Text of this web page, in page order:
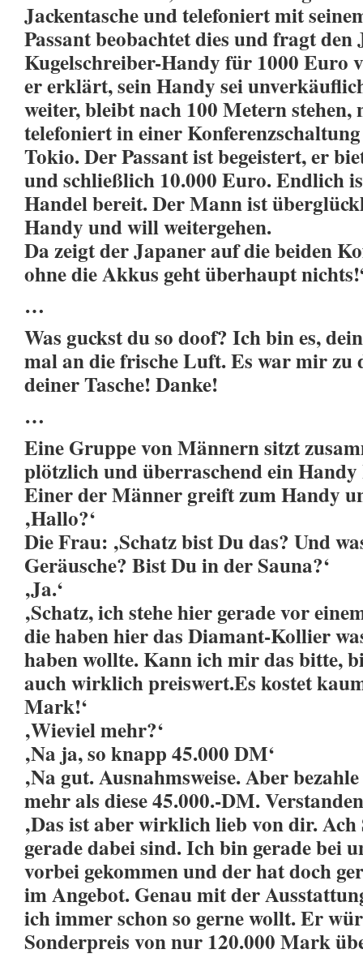
Jackentasche und telefoniert mit
Passant beobachtet dies und fragt den
Kugelschreiber-Handy für 1000 Euro
er erklärt, sein Handy sei
weiter, bleibt nach 100 Metern
telefoniert in einer
Tokio. Der Passant ist begeistert, er
und schließlich 10.000 Euro. Endlich
Handel bereit. Der Mann ist
Handy und will weitergehen.
Da zeigt der Japaner auf die beiden
ohne die Akkus geht überhaupt
…
Was guckst du so doof? Ich bin es,
mal an die frische Luft. Es war mir zu
deiner Tasche! Danke!
…
Eine Gruppe von Männern sitzt
plötzlich und überraschend ein
Einer der Männer greift zum Handy
‚Hallo?‘
Die Frau: ‚Schatz bist Du das? Und
Geräusche? Bist Du in der Sauna?‘
‚Ja.‘
‚Schatz, ich stehe hier gerade vor
die haben hier das Diamant-Kollier
haben wollte. Kann ich mir das bitte,
auch wirklich preiswert.Es kostet
Mark!‘
‚Wieviel mehr?‘
‚Na ja, so knapp 45.000 DM‘
‚Na gut. Ausnahmsweise. Aber
mehr als diese 45.000.-DM.
‚Das ist aber wirklich lieb von dir.
gerade dabei sind. Ich bin gerade bei
vorbei gekommen und der hat doch
im Angebot. Genau mit der
ich immer schon so gerne wollt. Er
Sonderpreis von nur 120.000 Mark